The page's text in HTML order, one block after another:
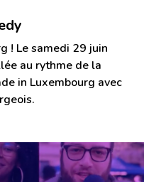
! Le samedi 29 juin
au rythme de la
in Luxembourg avec